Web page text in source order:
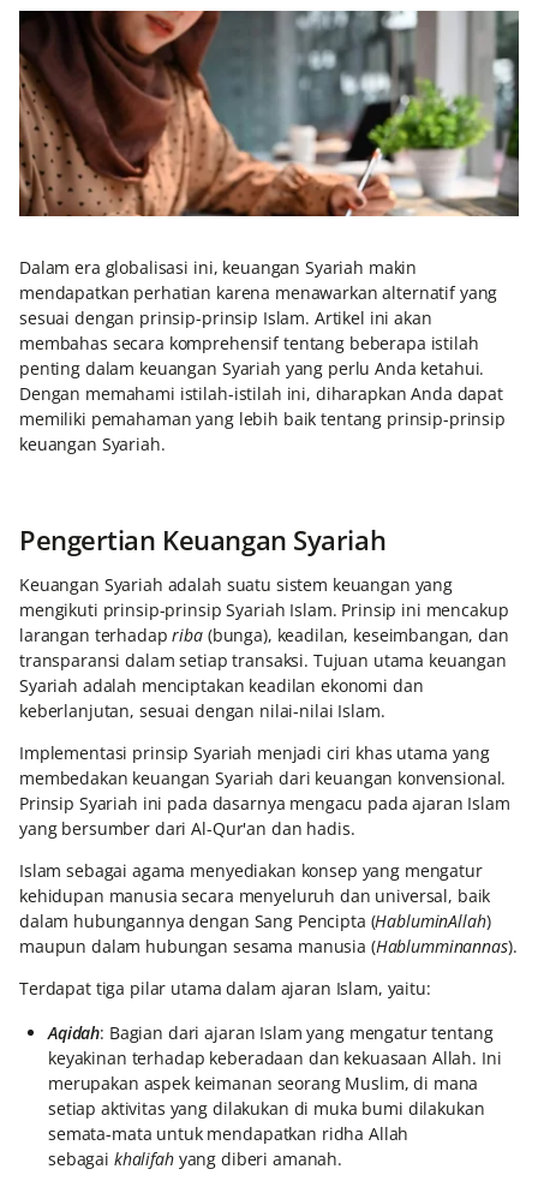
Dalam era globalisasi ini, keuangan Syariah makin
mendapatkan perhatian karena menawarkan alternatif yang
sesuai dengan prinsip-prinsip Islam. Artikel ini akan
membahas secara komprehensif tentang beberapa istilah
penting dalam keuangan Syariah yang perlu Anda ketahui.
Dengan memahami istilah-istilah ini, diharapkan Anda dapat
memiliki pemahaman yang lebih baik tentang prinsip-prinsip
keuangan Syariah.
Pengertian Keuangan Syariah
Keuangan Syariah adalah suatu sistem keuangan yang
mengikuti prinsip-prinsip Syariah Islam. Prinsip ini mencakup
larangan terhadapriba(bunga), keadilan, keseimbangan, dan
transparansi dalam setiap transaksi. Tujuan utama keuangan
Syariah adalah menciptakan keadilan ekonomi dan
keberlanjutan, sesuai dengan nilai-nilai Islam.
Implementasi prinsip Syariah menjadi ciri khas utama yang
membedakan keuangan Syariah dari keuangan konvensional.
Prinsip Syariah ini pada dasarnya mengacu pada ajaran Islam
yang bersumber dari Al-Qur'an dan hadis.
Islam sebagai agama menyediakan konsep yang mengatur
kehidupan manusia secara menyeluruh dan universal, baik
dalam hubungannya dengan Sang Pencipta (HabluminAllah)
maupun dalam hubungan sesama manusia (Hablumminannas).
Terdapat tiga pilar utama dalam ajaran Islam, yaitu:
Aqidah: Bagian dari ajaran Islam yang mengatur tentang
keyakinan terhadap keberadaan dan kekuasaan Allah. Ini
merupakan aspek keimanan seorang Muslim, di mana
setiap aktivitas yang dilakukan di muka bumi dilakukan
semata-mata untuk mendapatkan ridha Allah
sebagai khalifahyang diberi amanah.